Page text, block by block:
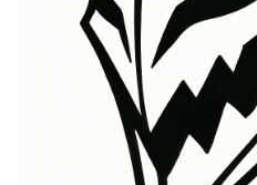
đại diện cho trận chiến vĩnh
bóng tối, một chủ đề trung
làm phong phú thêm ý
kết hợp để tạo nên một
mạnh nội tâm, khiến hình
một tác phẩm nghệ thuật,
cá nhân của hành trình và